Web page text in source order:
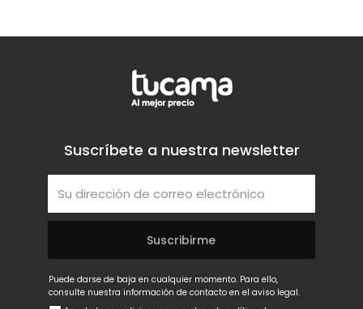
Suscríbete a nuestra newsletter
Puede darse de baja en cualquier momento. Para ello,
consulte nuestra información de contacto en el aviso legal.